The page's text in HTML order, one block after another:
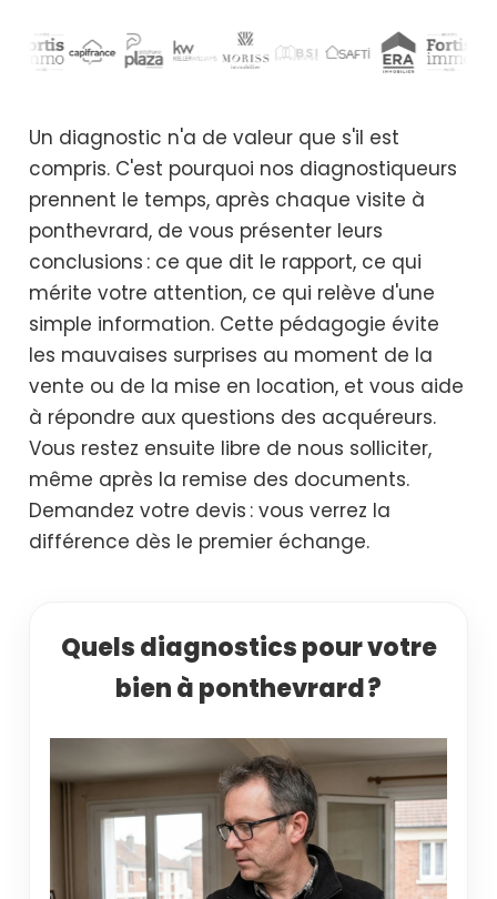
Un diagnostic n'a de valeur que s'il est
compris. C'est pourquoi nos diagnostiqueurs
prennent le temps, après chaque visite à
ponthevrard, de vous présenter leurs
conclusions : ce que dit le rapport, ce qui
mérite votre attention, ce qui relève d'une
simple information. Cette pédagogie évite
les mauvaises surprises au moment de la
vente ou de la mise en location, et vous aide
à répondre aux questions des acquéreurs.
Vous restez ensuite libre de nous solliciter,
même après la remise des documents.
Demandez votre devis : vous verrez la
différence dès le premier échange.
Quels diagnostics pour votre
bien à ponthevrard ?